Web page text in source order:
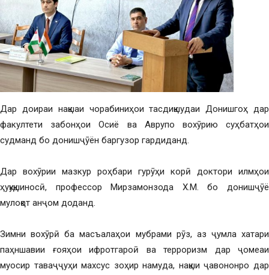
Дар доираи нақшаи чорабиниҳои тасдиқшудаи Донишгоҳ дар
факултети забонҳои Осиё ва Аврупо вохӯрию суҳбатҳои
судманд бо донишҷӯён баргузор гардиданд.
Дар вохӯрии мазкур роҳбари гурӯҳи корӣ доктори илмҳои
ҳуқуқшиносӣ, профессор Мирзамонзода Х.М. бо донишҷӯё
мулоқот анҷом доданд.
Зимни вохӯрӣ ба масъалаҳои мубрами рӯз, аз ҷумла хатари
паҳншавии ғояҳои ифротгароӣ ва терроризм дар ҷомеаи
муосир таваҷҷуҳи махсус зоҳир намуда, нақши ҷавононро дар